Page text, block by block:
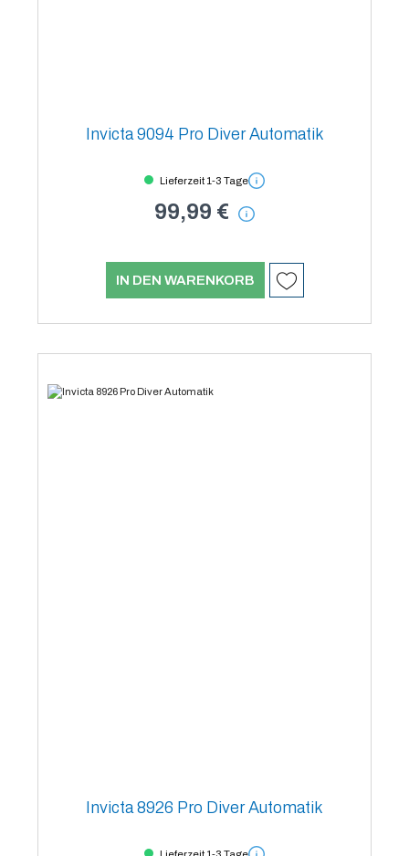
Invicta 9094 Pro Diver Automatik
Lieferzeit 1-3 Tage
99,99 €
IN DEN WARENKORB
Invicta 8926 Pro Diver Automatik